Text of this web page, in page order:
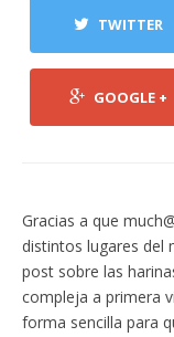
TWITTER
GOOGLE +
Gracias a que
distintos lugares del
post sobre las
compleja a primera
forma sencilla para